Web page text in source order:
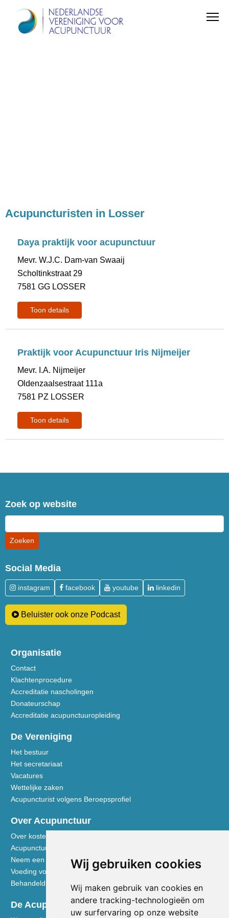
Wij gebruiken cookies
Wij maken gebruik van cookies en
andere tracking-technologieën om
uw surfervaring op onze website
Acupuncturisten in Losser
Daya praktijk voor acupunctuur
Mevr. W.J.C. Dam-van Swaaij
Scholtinkstraat 29
7581 GG LOSSER
Toon details
Praktijk voor Acupunctuur Iris Nijmeijer
Mevr. I.A. Nijmeijer
Oldenzaalsestraat 111a
7581 PZ LOSSER
Toon details
Zoek op website
Social Media
instagram facebook youtube linkedin
Beluister ook onze Podcast
Organisatie
Contact
Klachtenprocedure
Accreditatie nascholingen
Donateurschap
Accreditatie acupunctuuropleiding
De Vereniging
Het bestuur
Het secretariaat
Vacatures
Wettelijke zaken
Acupuncturist volgens Beroepsprofiel
Over Acupunctuur
Over kosten en vergoedingen
Acupunctuur toegelicht
Neem een kijkje in de praktijk
Voeding volgens de Vijf Elementen
Behandeldisciplines - TCG
De Acupuncturist